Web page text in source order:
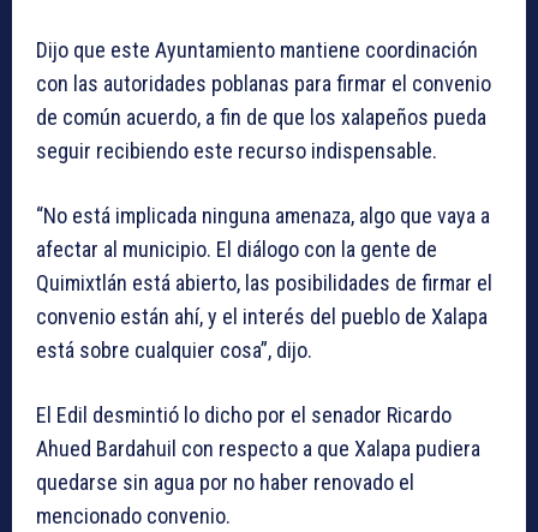
Dijo que este Ayuntamiento mantiene coordinación
con las autoridades poblanas para firmar el convenio
de común acuerdo, a fin de que los xalapeños pueda
seguir recibiendo este recurso indispensable.
“No está implicada ninguna amenaza, algo que vaya a
afectar al municipio. El diálogo con la gente de
Quimixtlán está abierto, las posibilidades de firmar el
convenio están ahí, y el interés del pueblo de Xalapa
está sobre cualquier cosa”, dijo.
El Edil desmintió lo dicho por el senador Ricardo
Ahued Bardahuil con respecto a que Xalapa pudiera
quedarse sin agua por no haber renovado el
mencionado convenio.